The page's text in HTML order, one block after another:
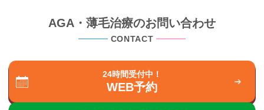
AGA・薄毛治療のお問い合わせ
CONTACT
24時間受付中！
WEB予約